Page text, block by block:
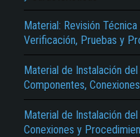
Material: Revisión
Verificación, Pruebas y
Material de Instalación
Componentes,
Material de Instalación
Conexiones y